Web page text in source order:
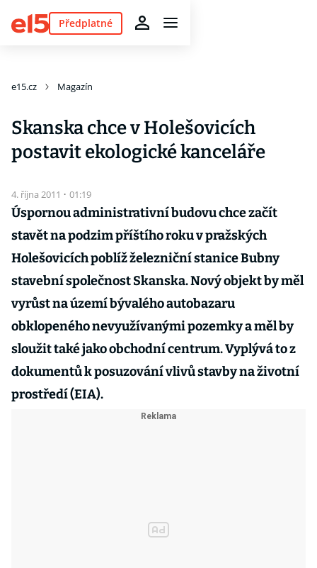
Předplatné
e15.cz Magazín
Skanska chce v Holešovicích
postavit ekologické kanceláře
4. října 2011 · 01:19
Úspornou administrativní budovu chce začít
stavět na podzim příštího roku v pražských
Holešovicích poblíž železniční stanice Bubny
stavební společnost Skanska. Nový objekt by měl
vyrůst na území bývalého autobazaru
obklopeného nevyužívanými pozemky a měl by
sloužit také jako obchodní centrum. Vyplývá to z
dokumentů k posuzování vlivů stavby na životní
prostředí (EIA).